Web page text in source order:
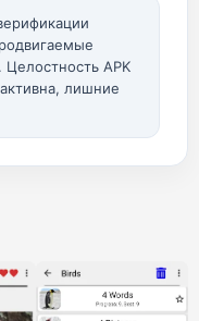
. Целостность APK
лишние